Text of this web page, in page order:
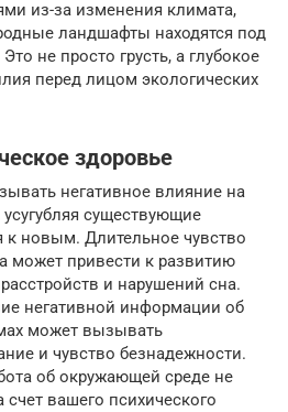
из-за изменения климата,
ландшафты находятся под
не просто грусть, а глубокое
перед лицом экологических
здоровье
негативное влияние на
существующие
новым. Длительное чувство
может привести к развитию
и нарушений сна.
негативной информации об
может вызывать
и чувство безнадежности.
об окружающей среде не
вашего психического